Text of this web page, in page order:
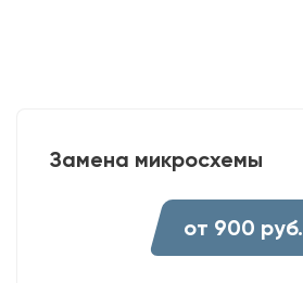
Замена микросхемы
от 900 руб.